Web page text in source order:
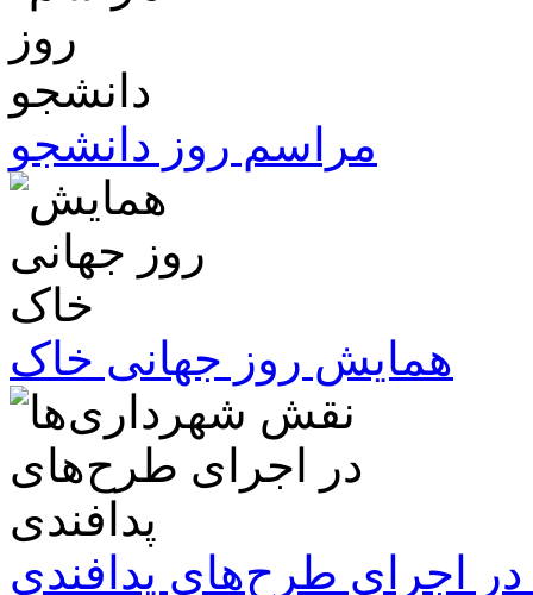
مراسم روز دانشجو
همایش روز جهانی خاک
اجرای طرح‌های پدافندی